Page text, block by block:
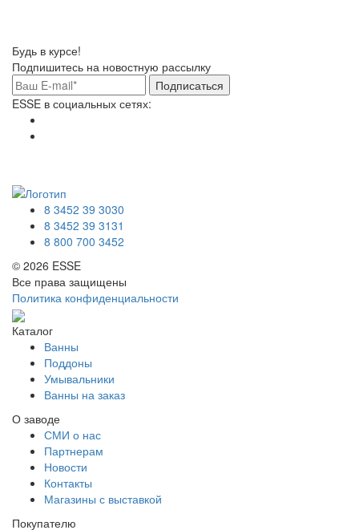
Будь в курсе!
Подпишитесь на новостную рассылку
Подписаться
ESSE в социальных сетях:
8 3452 39 3030
8 3452 39 3131
8 800 700 3452
© 2026 ESSE
Все права защищены
Политика конфиденциальности
Каталог
Ванны
Поддоны
Умывальники
Ванны на заказ
О заводе
СМИ о нас
Партнерам
Новости
Контакты
Магазины с выставкой
Покупателю